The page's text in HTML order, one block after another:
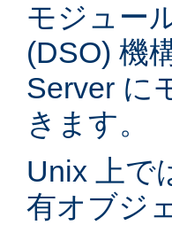
モジュー
(DSO) 機
Server に
きます。
Unix 上で
有オブジ